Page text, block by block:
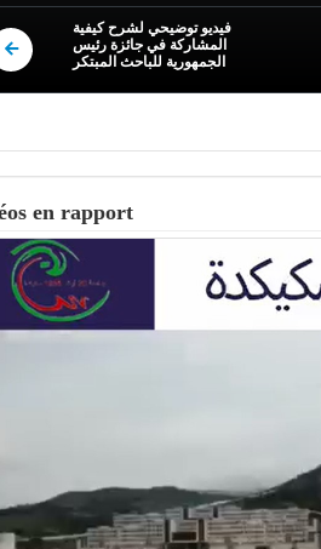
فيديو توضيحي لشرح كيفية
المشاركة في جائزة رئيس
الجمهورية للباحث المبتكر
en rapport